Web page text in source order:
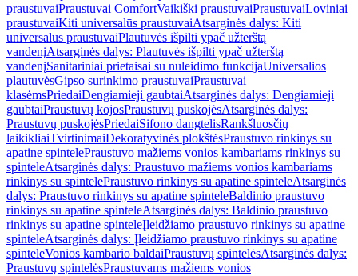
praustuvaiPraustuvai ComfortVaikiški praustuvaiPraustuvaiLoviniai
praustuvaiKiti universalūs praustuvaiAtsarginės dalys: Kiti
universalūs praustuvaiPlautuvės išpilti ypač užterštą
vandenįAtsarginės dalys: Plautuvės išpilti ypač užterštą
vandenįSanitariniai prietaisai su nuleidimo funkcijaUniversalios
plautuvėsGipso surinkimo praustuvaiPraustuvai
klasėmsPriedaiDengiamieji gaubtaiAtsarginės dalys: Dengiamieji
gaubtaiPraustuvų kojosPraustuvų puskojėsAtsarginės dalys:
Praustuvų puskojėsPriedaiSifono dangtelisRankšluosčių
laikikliaiTvirtinimaiDekoratyvinės plokštėsPraustuvo rinkinys su
apatine spintelePraustuvo mažiems vonios kambariams rinkinys su
spinteleAtsarginės dalys: Praustuvo mažiems vonios kambariams
rinkinys su spintelePraustuvo rinkinys su apatine spinteleAtsarginės
dalys: Praustuvo rinkinys su apatine spinteleBaldinio praustuvo
rinkinys su apatine spinteleAtsarginės dalys: Baldinio praustuvo
rinkinys su apatine spinteleĮleidžiamo praustuvo rinkinys su apatine
spinteleAtsarginės dalys: Įleidžiamo praustuvo rinkinys su apatine
spinteleVonios kambario baldaiPraustuvų spintelėsAtsarginės dalys:
Praustuvų spintelėsPraustuvams mažiems vonios